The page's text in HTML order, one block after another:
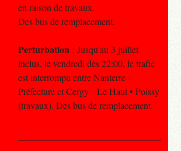
en raison de travaux.
Des bus de remplacement.
Perturbation : Jusqu'au 3 juillet
inclus, le vendredi dès 22:00, le trafic
est interrompu entre Nanterre –
Préfecture et Cergy – Le Haut • Poissy
(travaux). Des bus de remplacement.